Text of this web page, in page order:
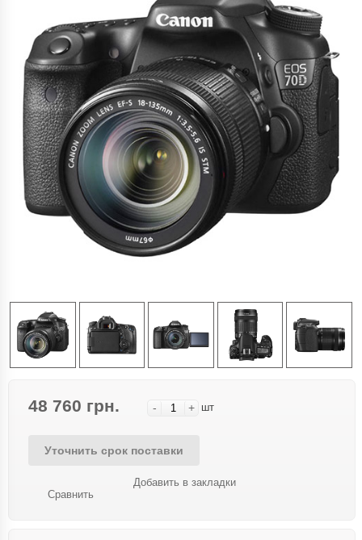
48 760 грн. - + шт
Уточнить срок поставки
Сравнить
Добавить в закладки